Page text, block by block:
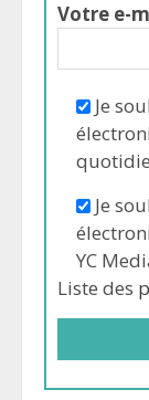
Votre e-
Je
Je
YC
Liste des